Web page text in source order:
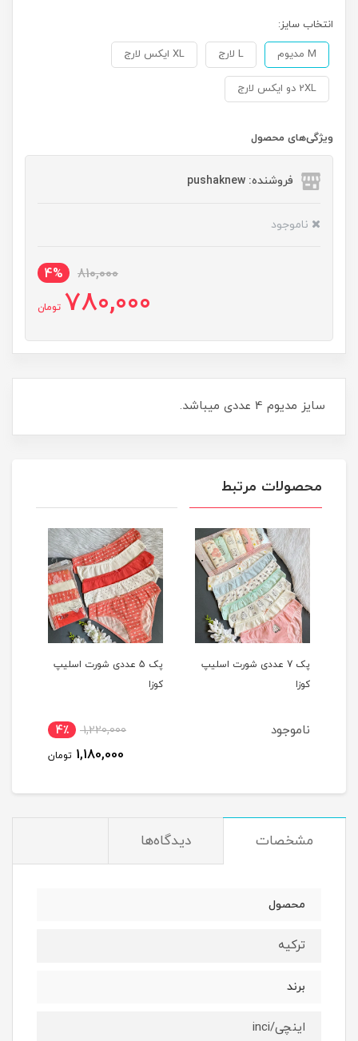
انتخاب سایز:
M مدیوم L لارج XL ایکس لارج
2XL دو ایکس لارج
ویژگی‌های محصول
فروشنده: pushaknew
ناموجود
810,000
4%
780,000 تومان
سایز مدیوم 4 عددی میباشد.
محصولات مرتبط
پک 7 عددی شورت اسلیپ
کوزا
ناموجود
پک 5 عددی شورت اسلیپ
کوزا
1,220,000 4٪
1,180,000 تومان
مشخصات دیدگاه‌ها
محصول
ترکیه
برند
اینچی/inci